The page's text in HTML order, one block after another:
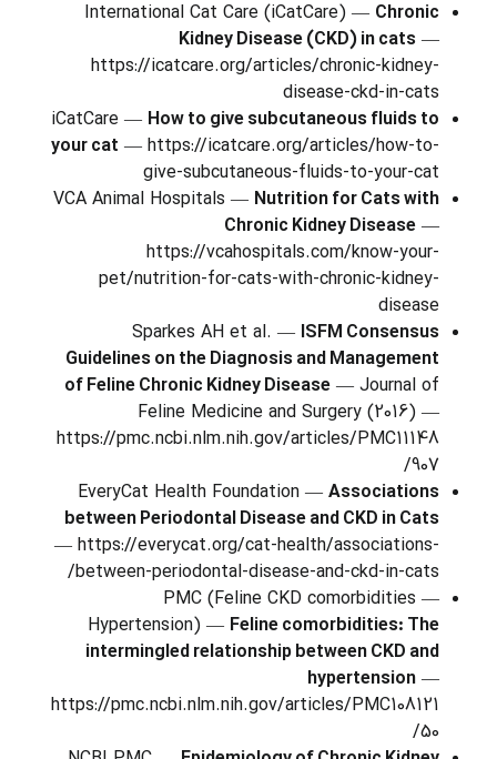
International Cat Care (iCatCare) — Chronic
Kidney Disease (CKD) in cats —
https://icatcare.org/articles/chronic-kidney-
disease-ckd-in-cats
iCatCare — How to give subcutaneous fluids to
your cat — https://icatcare.org/articles/how-to-
give-subcutaneous-fluids-to-your-cat
VCA Animal Hospitals — Nutrition for Cats with
Chronic Kidney Disease —
https://vcahospitals.com/know-your-
pet/nutrition-for-cats-with-chronic-kidney-
disease
Sparkes AH et al. — ISFM Consensus
Guidelines on the Diagnosis and Management
of Feline Chronic Kidney Disease — Journal of
Feline Medicine and Surgery (2016) —
https://pmc.ncbi.nlm.nih.gov/articles/PMC11148
907/
EveryCat Health Foundation — Associations
between Periodontal Disease and CKD in Cats
— https://everycat.org/cat-health/associations-
between-periodontal-disease-and-ckd-in-cats/
PMC (Feline CKD comorbidities —
Hypertension) — Feline comorbidities: The
intermingled relationship between CKD and
hypertension —
https://pmc.ncbi.nlm.nih.gov/articles/PMC108121
50/